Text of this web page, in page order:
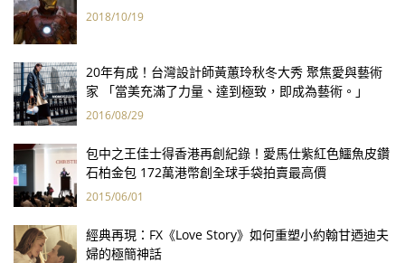
2018/10/19
20年有成！台灣設計師黃蕙玲秋冬大秀 聚焦愛與藝術
家 「當美充滿了力量、達到極致，即成為藝術。」
2016/08/29
包中之王佳士得香港再創紀錄！愛馬仕紫紅色鱷魚皮鑽
石柏金包 172萬港幣創全球手袋拍賣最高價
2015/06/01
經典再現：FX《Love Story》如何重塑小約翰甘迺迪夫
婦的極簡神話